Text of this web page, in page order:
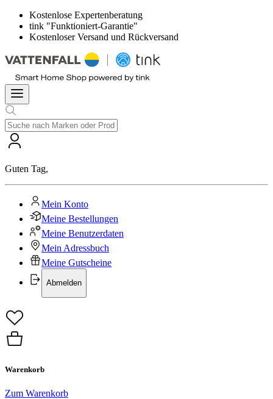
Kostenlose Expertenberatung
tink "Funktioniert-Garantie"
Kostenloser Versand und Rückversand
Guten Tag,
Mein Konto
Meine Bestellungen
Meine Benutzerdaten
Mein Adressbuch
Meine Gutscheine
Abmelden
Warenkorb
Zum Warenkorb